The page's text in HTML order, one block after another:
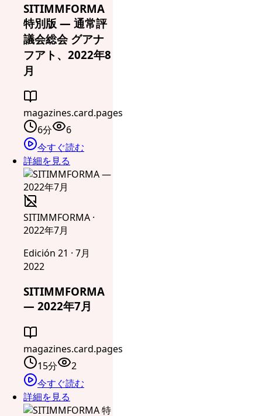
SITIMMFORMA
特別版 — 通常評
議会総会 グアナ
フアト、2022年8
月
magazines.card.pages
6分
6
今すぐ読む
詳細を見る
SITIMMFORMA ·
2022年7月
Edición 21 · 7月
2022
SITIMMFORMA
— 2022年7月
magazines.card.pages
15分
2
今すぐ読む
詳細を見る